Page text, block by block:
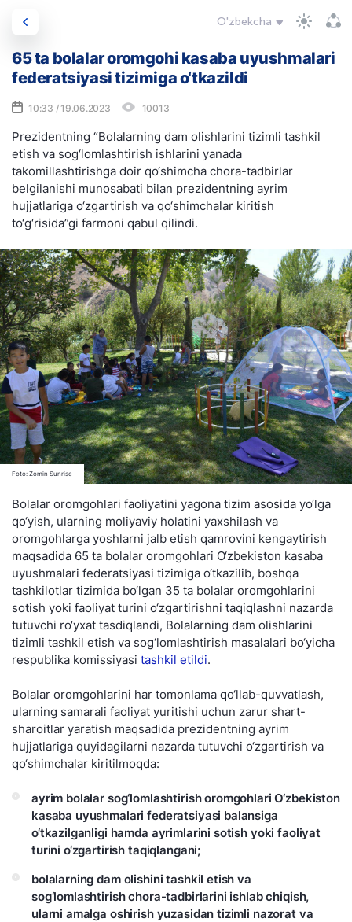
O'zbekcha
65 ta bolalar oromgohi kasaba uyushmalari
federatsiyasi tizimiga o‘tkazildi
10:33 / 19.06.2023 10013
Prezidentning “Bolalarning dam olishlarini tizimli tashkil
etish va sog‘lomlashtirish ishlarini yanada
takomillashtirishga doir qo‘shimcha chora-tadbirlar
belgilanishi munosabati bilan prezidentning ayrim
hujjatlariga o‘zgartirish va qo‘shimchalar kiritish
to‘g‘risida”gi farmoni qabul qilindi.
Foto: Zomin Sunrise
Bolalar oromgohlari faoliyatini yagona tizim asosida yo‘lga
qo‘yish, ularning moliyaviy holatini yaxshilash va
oromgohlarga yoshlarni jalb etish qamrovini kengaytirish
maqsadida 65 ta bolalar oromgohlari O‘zbekiston kasaba
uyushmalari federatsiyasi tizimiga o‘tkazilib, boshqa
tashkilotlar tizimida bo‘lgan 35 ta bolalar oromgohlarini
sotish yoki faoliyat turini o‘zgartirishni taqiqlashni nazarda
tutuvchi ro‘yxat tasdiqlandi, Bolalarning dam olishlarini
tizimli tashkil etish va sog‘lomlashtirish masalalari bo‘yicha
respublika komissiyasi tashkil etildi.
Bolalar oromgohlarini har tomonlama qo‘llab-quvvatlash,
ularning samarali faoliyat yuritishi uchun zarur shart-
sharoitlar yaratish maqsadida prezidentning ayrim
hujjatlariga quyidagilarni nazarda tutuvchi o‘zgartirish va
qo‘shimchalar kiritilmoqda:
ayrim bolalar sog‘lomlashtirish oromgohlari O‘zbekiston
kasaba uyushmalari federatsiyasi balansiga
o‘tkazilganligi hamda ayrimlarini sotish yoki faoliyat
turini o‘zgartirish taqiqlangani;
bolalarning dam olishini tashkil etish va
sog‘lomlashtirish chora-tadbirlarini ishlab chiqish,
ularni amalga oshirish yuzasidan tizimli nazorat va